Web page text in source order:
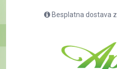
Besplatna dostava